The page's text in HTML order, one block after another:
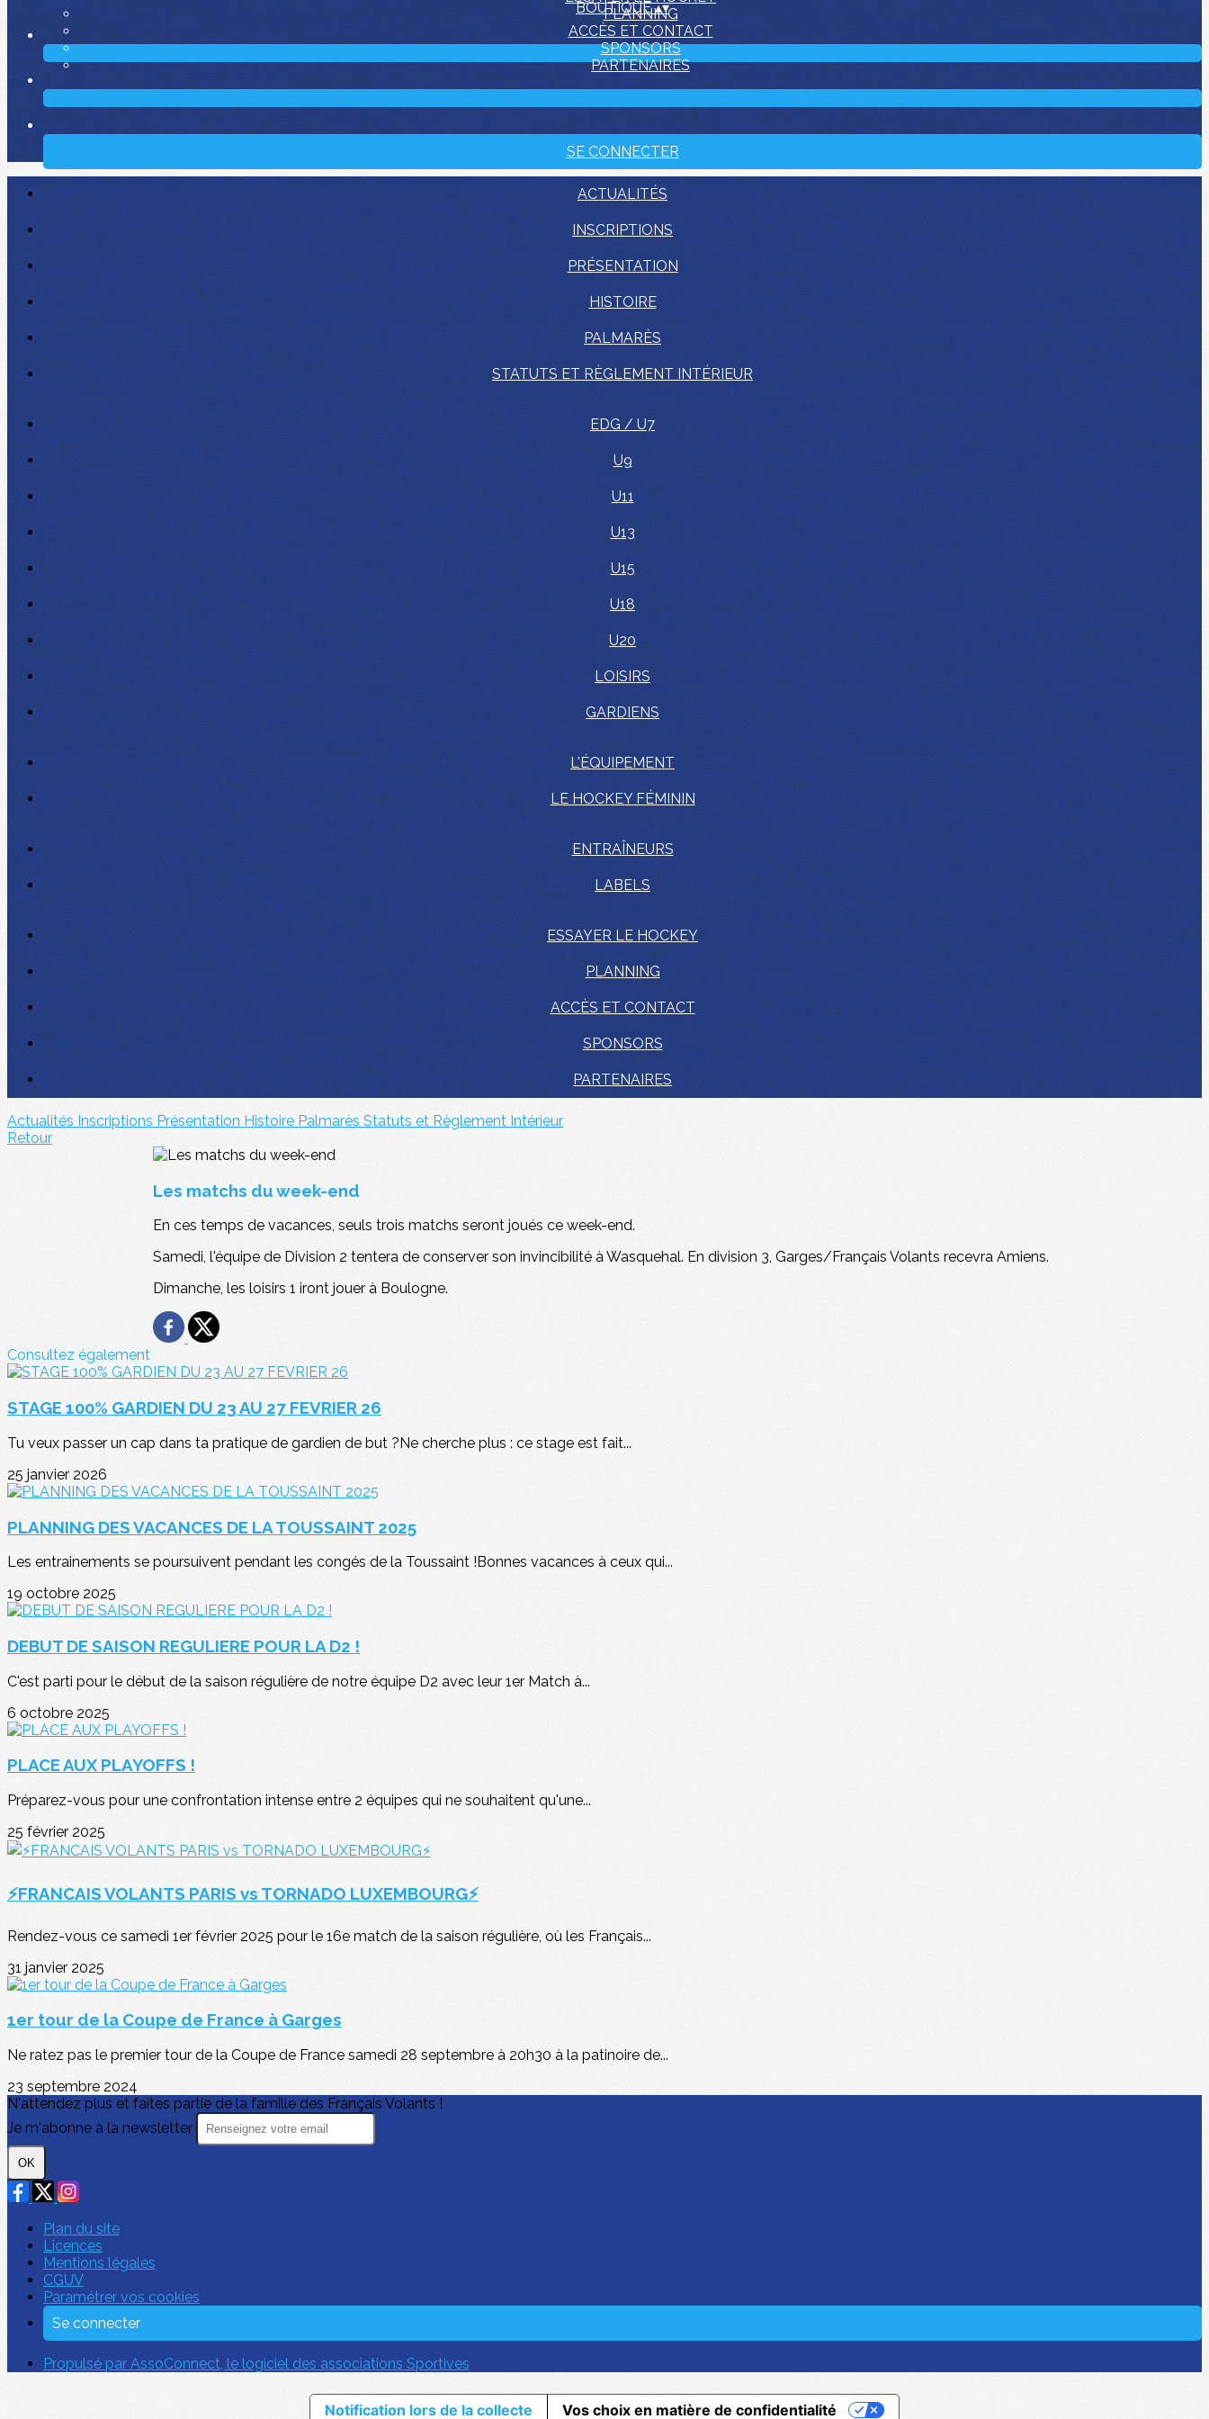
PLANNING
ACCÈS ET CONTACT
SPONSORS
PARTENAIRES
BOUTIQUE▴▾
SE CONNECTER
ACTUALITÉS
INSCRIPTIONS
PRÉSENTATION
HISTOIRE
PALMARÈS
STATUTS ET RÈGLEMENT INTÉRIEUR
EDG / U7
U9
U11
U13
U15
U18
U20
LOISIRS
GARDIENS
L'ÉQUIPEMENT
LE HOCKEY FÉMININ
ENTRAÎNEURS
LABELS
ESSAYER LE HOCKEY
PLANNING
ACCÈS ET CONTACT
SPONSORS
PARTENAIRES
Actualités Inscriptions Présentation Histoire Palmarès Statuts et Règlement Intérieur
Retour
Les matchs du week-end
En ces temps de vacances, seuls trois matchs seront joués ce week-end.
Samedi, l'équipe de Division 2 tentera de conserver son invincibilité à Wasquehal. En division 3, Garges/Français Volants recevra Amiens.
Dimanche, les loisirs 1 iront jouer à Boulogne.
Consultez également
STAGE 100% GARDIEN DU 23 AU 27 FEVRIER 26
Tu veux passer un cap dans ta pratique de gardien de but ?Ne cherche plus : ce stage est fait...
25 janvier 2026
PLANNING DES VACANCES DE LA TOUSSAINT 2025
Les entrainements se poursuivent pendant les congés de la Toussaint !Bonnes vacances à ceux qui...
19 octobre 2025
DEBUT DE SAISON REGULIERE POUR LA D2 !
C'est parti pour le début de la saison régulière de notre équipe D2 avec leur 1er Match à...
6 octobre 2025
PLACE AUX PLAYOFFS !
Préparez-vous pour une confrontation intense entre 2 équipes qui ne souhaitent qu'une...
25 février 2025
⚡FRANCAIS VOLANTS PARIS vs TORNADO LUXEMBOURG⚡
Rendez-vous ce samedi 1er février 2025 pour le 16e match de la saison régulière, où les Français...
31 janvier 2025
1er tour de la Coupe de France à Garges
Ne ratez pas le premier tour de la Coupe de France samedi 28 septembre à 20h30 à la patinoire de...
23 septembre 2024
N'attendez plus et faites partie de la famille des Français Volants !
Je m'abonne à la newsletter
OK
Plan du site
Licences
Mentions légales
CGUV
Paramétrer vos cookies
Se connecter
Propulsé par AssoConnect, le logiciel des associations Sportives
Notification lors de la collecte Vos choix en matière de confidentialité